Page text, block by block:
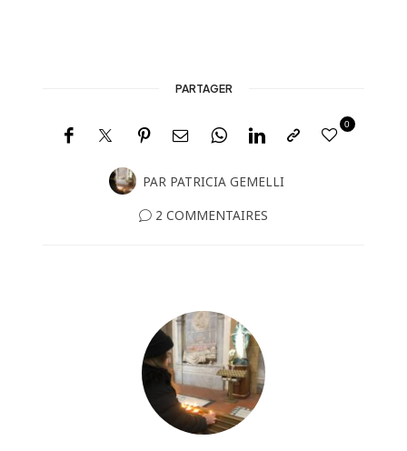
PARTAGER
PAR PATRICIA GEMELLI
0
2 COMMENTAIRES